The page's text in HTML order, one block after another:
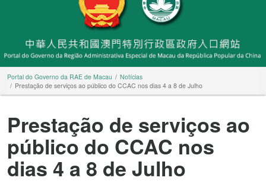
Portal do Governo da RAE de Macau
Notícias
Prestação de serviços ao público do CCAC nos dias 4 a 8 de Julho
Prestação de serviços ao
público do CCAC nos
dias 4 a 8 de Julho